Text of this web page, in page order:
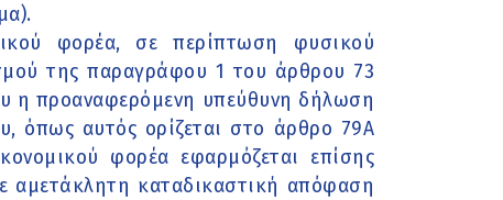
φορέα, σε περίπτωση φυσικού
της παραγράφου 1 του άρθρου 73
η προαναφερόμενη υπεύθυνη δήλωση
όπως αυτός ορίζεται στο άρθρο 79Α
φορέα εφαρμόζεται επίσης
αμετάκλητη καταδικαστική απόφαση